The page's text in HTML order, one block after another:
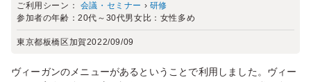
ご利用シーン： 会議・セミナー › 研修
参加者の年齢：20代～30代男女比： 女性多め
東京都板橋区加賀2022/09/09
ヴィーガンのメニューがあるということで利用しました。ヴィー